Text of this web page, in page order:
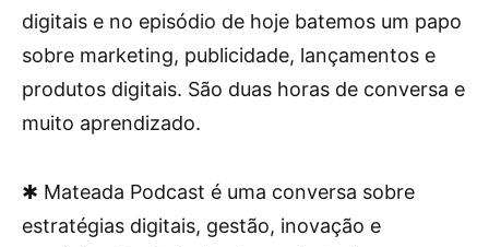
digitais e no episódio de hoje batemos um papo
sobre marketing, publicidade, lançamentos e
produtos digitais. São duas horas de conversa e
muito aprendizado.
✱ Mateada Podcast é uma conversa sobre
estratégias digitais, gestão, inovação e